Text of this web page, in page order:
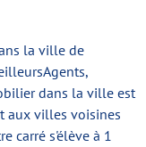
la ville de
dans la ville est
aux villes voisines
carré s'élève à 1